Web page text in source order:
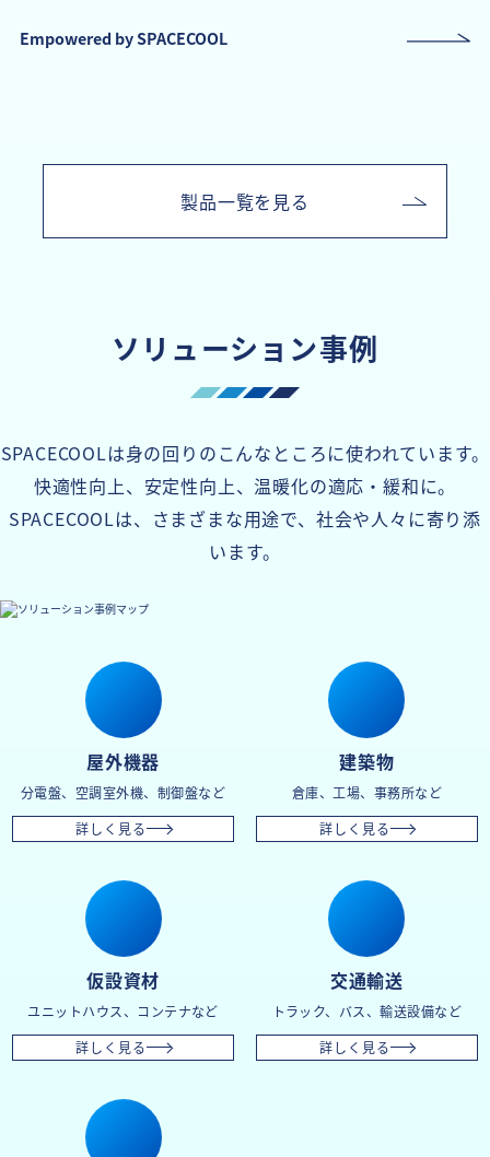
Empowered by SPACECOOL
製品一覧を見る
ソリューション事例
SPACECOOLは身の回りのこんなところに使われています。
快適性向上、安定性向上、温暖化の適応・緩和に。
SPACECOOLは、さまざまな用途で、社会や人々に寄り添
います。
屋外機器
分電盤、空調室外機、制御盤など
詳しく見る
建築物
倉庫、工場、事務所など
詳しく見る
仮設資材
ユニットハウス、コンテナなど
詳しく見る
交通輸送
トラック、バス、輸送設備など
詳しく見る